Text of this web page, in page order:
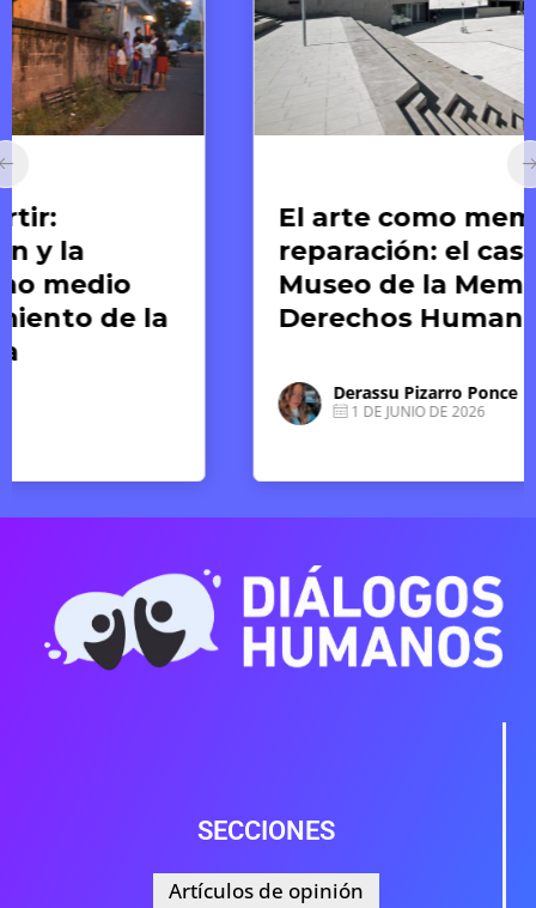
El arte como memoria y
reparación: el caso del
Museo de la Memoria y los
Derechos Humanos
Derassu Pizarro Ponce
SECCIONES
Artículos de opinión